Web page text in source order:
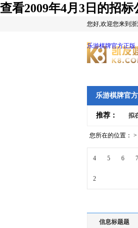
查看2009年4月3日的招
您好,欢迎您来到浙
乐游棋牌官方正版
乐游棋牌官
推荐： 拟
您所在的位置： >
4 5 6 7
2
信息标题题